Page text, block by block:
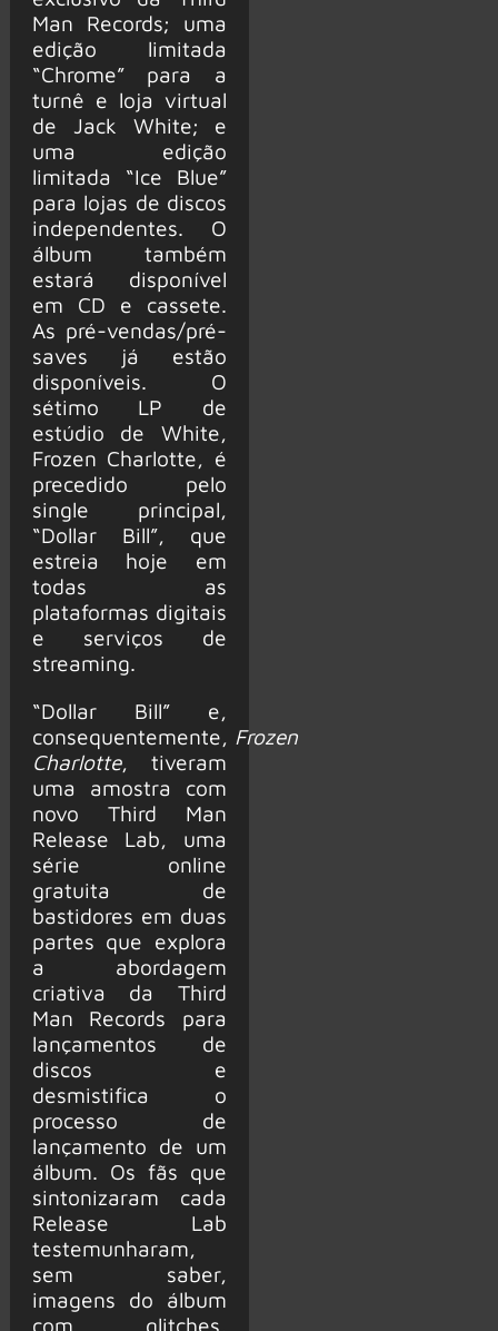
Man Records; uma
edição limitada
“Chrome” para a
turnê e loja virtual
de Jack White; e
uma edição
limitada “Ice Blue”
para lojas de discos
independentes. O
álbum também
estará disponível
em CD e cassete.
As pré-vendas/pré-
saves já estão
disponíveis. O
sétimo LP de
estúdio de White,
Frozen Charlotte, é
precedido pelo
single principal,
“Dollar Bill”, que
estreia hoje em
todas as
plataformas digitais
e serviços de
streaming.
“Dollar Bill” e,
consequentemente, Frozen
Charlotte, tiveram
uma amostra com
novo Third Man
Release Lab, uma
série online
gratuita de
bastidores em duas
partes que explora
a abordagem
criativa da Third
Man Records para
lançamentos de
discos e
desmistifica o
processo de
lançamento de um
álbum. Os fãs que
sintonizaram cada
Release Lab
testemunharam,
sem saber,
imagens do álbum
com glitches,